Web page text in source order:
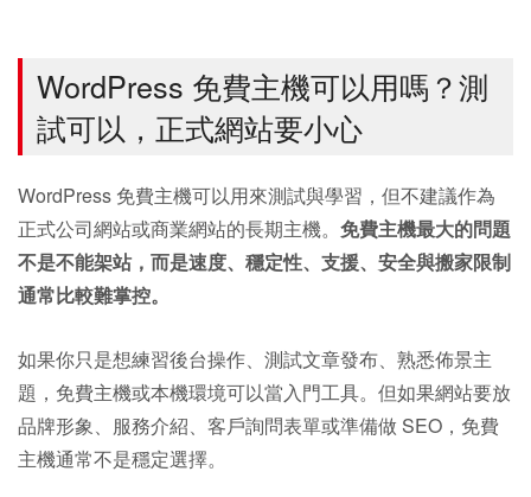
WordPress 免費主機可以用嗎？測
試可以，正式網站要小心
WordPress 免費主機可以用來測試與學習，但不建議作為
正式公司網站或商業網站的長期主機。 免費主機最大的問題
不是不能架站，而是速度、穩定性、支援、安全與搬家限制
通常比較難掌控。
如果你只是想練習後台操作、測試文章發布、熟悉佈景主
題，免費主機或本機環境可以當入門工具。但如果網站要放
品牌形象、服務介紹、客戶詢問表單或準備做 SEO，免費
主機通常不是穩定選擇。